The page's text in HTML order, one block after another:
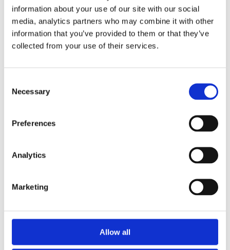
information about your use of our site with our social
media, analytics partners who may combine it with other
information that you’ve provided to them or that they’ve
collected from your use of their services.
Selection
Necessary
Preferences
Analytics
Marketing
Allow all
Subject: Domain
Guard switched
off for
exampledomainname
You receive this
Belgium because
you are the
.be domain name.
DNS Belgium is
the official
for all .be
domain names.
our working on